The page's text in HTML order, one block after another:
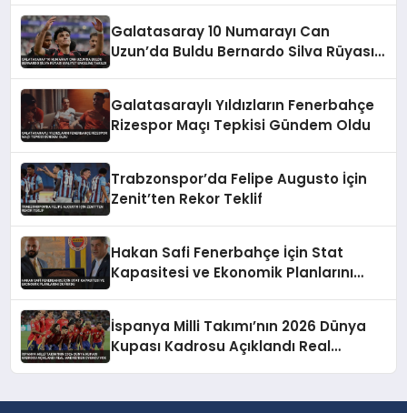
Galatasaray 10 Numarayı Can
Uzun’da Buldu Bernardo Silva Rüyası
Galatasaraylı Yıldızların Fenerbahçe
Rizespor Maçı Tepkisi Gündem Oldu
Trabzonspor’da Felipe Augusto İçin
Zenit’ten Rekor Teklif
Hakan Safi Fenerbahçe İçin Stat
Kapasitesi ve Ekonomik Planlarını
İspanya Milli Takımı’nın 2026 Dünya
Kupası Kadrosu Açıklandı Real